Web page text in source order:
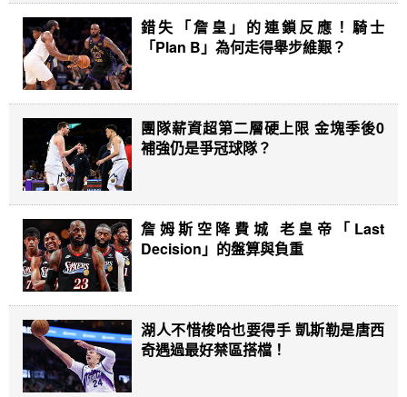
錯失「詹皇」的連鎖反應！騎士
「Plan B」為何走得舉步維艱？
團隊薪資超第二層硬上限 金塊季後0
補強仍是爭冠球隊？
詹姆斯空降費城 老皇帝「Last
Decision」的盤算與負重
湖人不惜梭哈也要得手 凱斯勒是唐西
奇遇過最好禁區搭檔！